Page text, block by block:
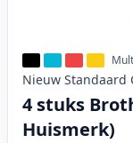
Nieuw Standaard
4 stuks
Huismerk)